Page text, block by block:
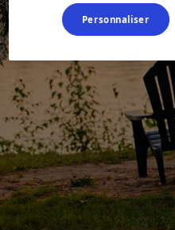
Personnaliser